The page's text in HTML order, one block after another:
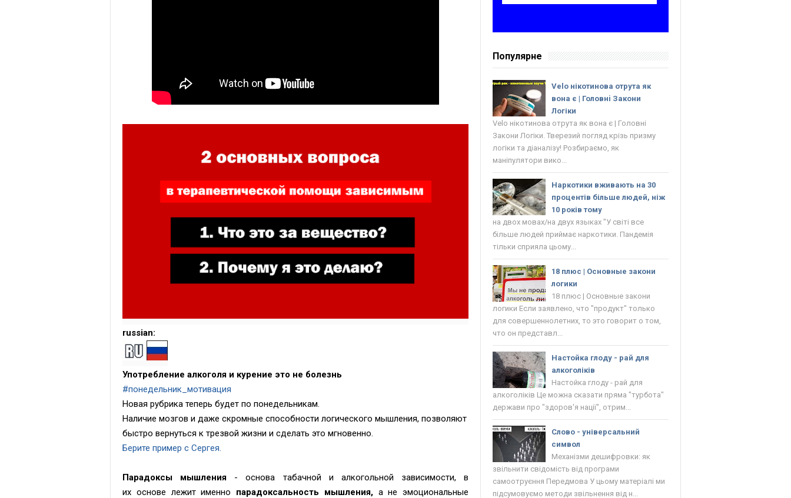
russian:
Употребление алкоголя и курение это не болезнь
#понедельник_мотивация
Новая рубрика теперь будет по понедельникам.
Наличие мозгов и даже скромные способности логического мышления, позволяют
быстро вернуться к трезвой жизни и сделать это мгновенно.
Берите пример с Сергея.
Парадоксы мышления - основа табачной и алкогольной зависимости, в
их основе лежит именно парадоксальность мышления,а не эмоциональные
Популярне
Velo нікотинова отрута як
вона є | Головнi Закони
Логіки
Velo нікотинова отрута як вона є | Головнi
Закони Логіки. Тверезий погляд крізь призму
логіки та діаналізу! Розбираємо, як
маніпулятори вико...
Наркотики вживають на 30
процентів більше людей, ніж
10 років тому
на двох мовах/на двух языках "У світі все
більше людей приймає наркотики. Пандемія
тільки сприяла цьому...
18 плюс | Основные закони
логики
18 плюс | Основные закони
логики Если заявлено, что "продукт" только
для совершеннолетних, то это говорит о том,
что он представл...
Настойка глоду - рай для
алкоголіків
Настойка глоду - рай для
алкоголіків Це можна сказати пряма "турбота"
держави про "здоров'я нації", отрим...
Слово - універсальний
символ
Механізми дешифровки: як
звільнити свідомість від програми
самоотруєння Передмова У цьому матеріалі ми
підсумовуємо методи звільнення від н...